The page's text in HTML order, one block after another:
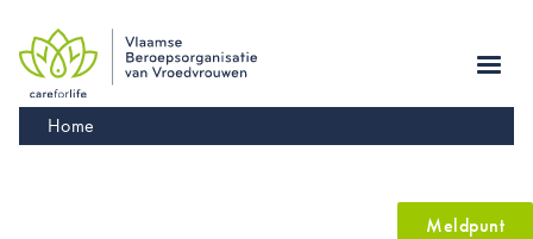
main
navigation
Kruimelpad
Home
Meldpunt